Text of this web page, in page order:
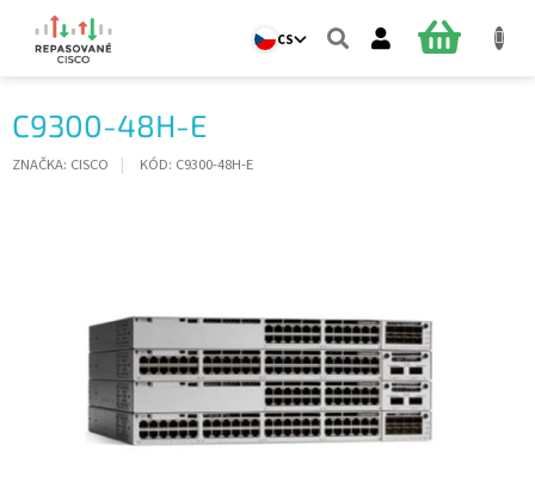
obsah
CS
NÁKUPNÍ
C9300-48H-E
ZNAČKA: CISCO KÓD: C9300-48H-E